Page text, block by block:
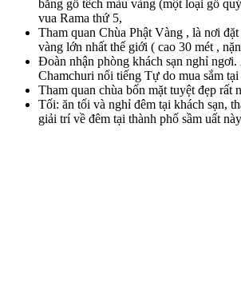
bằng gỗ tếch màu vàng (một loại gỗ
vua Rama thứ 5,
Tham quan Chùa Phật Vàng , là nơi
vàng lớn nhất thế giới ( cao 30 mét ,
Đoàn nhận phòng khách sạn nghỉ
Chamchuri nổi tiếng Tự do mua sắm
Tham quan chùa bốn mặt tuyệt đẹp rất
Tối: ăn tối và nghỉ đêm tại khách sạn,
giải trí về đêm tại thành phố sầm uất này